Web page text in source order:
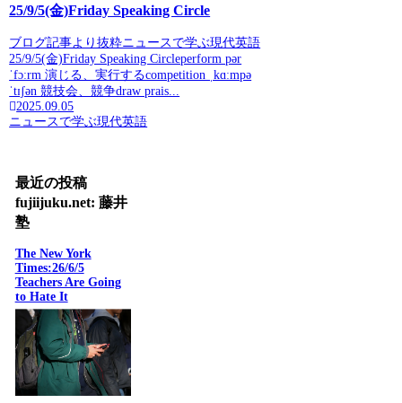
25/9/5(金)Friday Speaking Circle
ブログ記事より抜粋ニュースで学ぶ現代英語
25/9/5(金)Friday Speaking Circleperform pər
ˈfɔːrm 演じる、実行するcompetition ˌkɑːmpə
ˈtɪʃən 競技会、競争draw prais...
2025.09.05
ニュースで学ぶ現代英語
最近の投稿
fujiijuku.net: 藤井
塾
The New York
Times:26/6/5
Teachers Are Going
to Hate It